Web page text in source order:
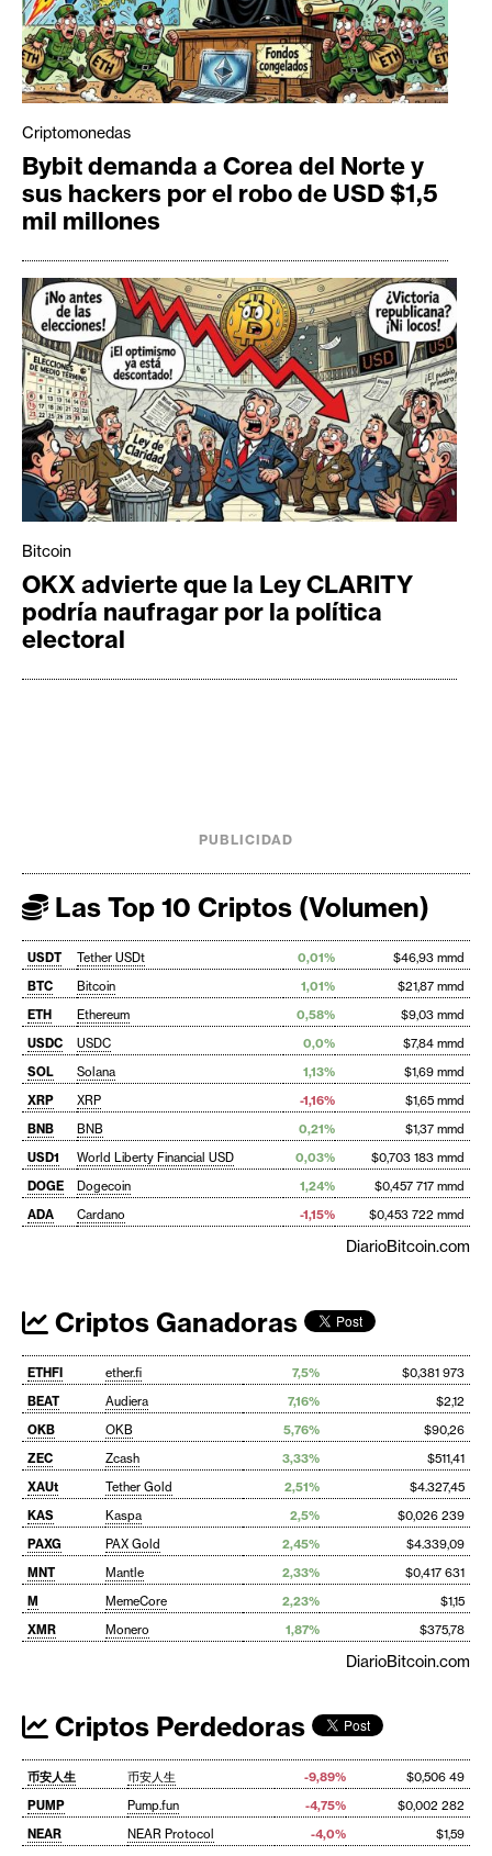
Criptomonedas
Bybit demanda a Corea del Norte y
sus hackers por el robo de USD $1,5
mil millones
Bitcoin
OKX advierte que la Ley CLARITY
podría naufragar por la política
electoral
PUBLICIDAD
Las Top 10 Criptos (Volumen)
USDT Tether USDt 0,01%
$46,93 mmd
BTC
Bitcoin 1,01%
$21,87 mmd
ETH
Ethereum 0,58%
$9,03 mmd
USDC
USDC 0,0%
$7,84 mmd
SOL
Solana 1,13%
$1,69 mmd
XRP
XRP -1,16%
$1,65 mmd
BNB
BNB 0,21%
$1,37 mmd
USD1
World Liberty Financial USD 0,03%
$0,703 183 mmd
DOGE
Dogecoin 1,24%
$0,457 717 mmd
ADA
Cardano -1,15% $0,453 722 mmd
DiarioBitcoin.com
Criptos Ganadoras
ETHFI ether.fi 7,5%
$0,381 973
BEAT
Audiera 7,16%
$2,12
OKB
OKB 5,76%
$90,26
ZEC
Zcash 3,33%
$511,41
XAUt
Tether Gold 2,51%
$4.327,45
KAS
Kaspa 2,5%
$0,026 239
PAXG
PAX Gold 2,45%
$4.339,09
MNT
Mantle 2,33%
$0,417 631
M
MemeCore 2,23%
$1,15
XMR
Monero 1,87% $375,78
DiarioBitcoin.com
Criptos Perdedoras
币安人生 币安人生 -9,89%
$0,506 49
PUMP
Pump.fun -4,75%
$0,002 282
NEAR
NEAR Protocol -4,0%
$1,59